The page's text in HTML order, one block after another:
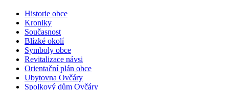
Historie obce
Kroniky
Současnost
Blízké okolí
Symboly obce
Revitalizace návsi
Orientační plán obce
Ubytovna Ovčáry
Spolkový dům Ovčáry